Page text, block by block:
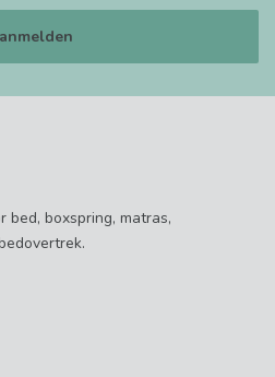
bed, boxspring, matras,